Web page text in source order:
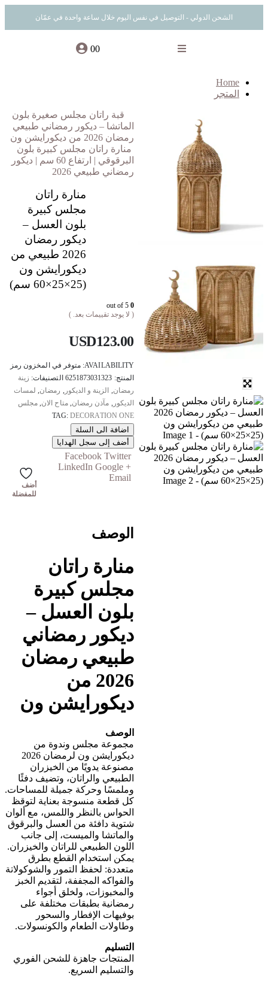
الشحن الدولي - التوصيل في نفس اليوم خلال ساعة واحدة في عمّان
00
Home
المتجر
قبة راتان مجلس صغيرة بلون
الماتشا – ديكور رمضاني طبيعي
رمضان 2026 من ديكورايشن ون
منارة راتان مجلس كبيرة بلون
البرقوقي | ارتفاع 60 سم | ديكور
رمضاني طبيعي 2026
منارة راتان
مجلس كبيرة
بلون العسل –
ديكور رمضان
2026 طبيعي من
ديكورايشن ون
(25×25×60 سم)
0
( لا يوجد تقييمات بعد. )
USD123.00
AVAILABILITY: متوفر في المخزون رمز
المنتج: 6251873031323 التصنيفات: زينة
رمضان الزينة و الديكور رمضان لمسات
الديكور
مآذن رمضان ,متاح الان مجلس
TAG:DECORATION ONE
اضافة الى السلة
أضف إلى سجل الهدايا
Facebook Twitter
LinkedIn Google +
Email
أضف
للمفضلة
الوصف
منارة راتان
مجلس كبيرة
بلون العسل –
ديكور رمضاني
طبيعي رمضان
2026 من
ديكورايشن ون
الوصف
مجموعة مجلس وندوة من
ديكورايشن ون لرمضان 2026
مصنوعة يدويًا من الخيزران
الطبيعي والراتان، وتضيف دفئًا
وملمسًا وحركة جميلة للمساحات.
كل قطعة منسوجة بعناية لتوقظ
الحواس بالنظر واللمس، مع ألوان
شتوية دافئة من العسل والبرقوق
والماتشا والميست، إلى جانب
اللون الطبيعي للراتان والخيزران.
يمكن استخدام القطع بطرق
متعددة: لحفظ التمور والشوكولاتة
والفواكه المجففة، لتقديم الخبز
والمخبوزات، ولخلق أجواء
رمضانية بطبقات مختلفة على
بوفيهات الإفطار والسحور
وطاولات الطعام والكونسولات.
التسليم
المنتجات جاهزة للشحن الفوري
والتسليم السريع.